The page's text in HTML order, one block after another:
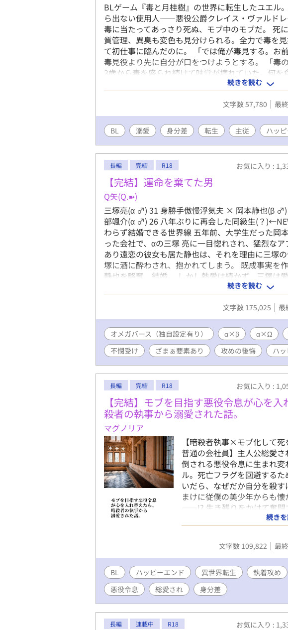
BLゲーム『毒と月桂樹』の世界に転生したユエル
ら出ない使用人——悪役公爵クレイス・ヴァルド
毒に当たってあっさり死ぬ、モブ中のモブだ。 死
質管理、異臭も変色も見分けられる。全力で毒
て初仕事に臨んだのに。 「では俺が毒見する。お
毒見役より先に自分が口をつけようとする。 「毒
3歳から毒を盛られ続けて味覚が壊れていた。何を
興味がない——はずなのに、俺が「美味しいですか
言葉に詰まった。 泥の味しか分からないはずの人
延びるための毒見が、いつのまにかこの人に味を
役と、死にたがりの公爵。ふたりの食卓のラブコ
作は『小説家になろう』『カクヨム』にも掲載し
続きを読む
文字数 57,780 最
BL 溺愛 身分差 転生 主従 ハッ
長編 完結 R18 お気に入り :
【完結】運命を棄てた男
Q矢(Q.➽)
三塚亮(α ♂) 31 身勝手傲慢浮気夫 × 岡本静也(β
部颯介(α ♂) 26 八年ぶりに再会した同級生(？
わらず結婚できる世界線 五年前、大学生だった岡
った会社で、αの三塚 亮に一目惚れされ、猛烈な
あり遠恋の彼女も居た静也は、それを理由に三塚
塚に酒に酔わされ、抱かれてしまう。 既成事実を
静也を略奪、結婚。 しかし熱愛は続かず、三塚は
Ωで、三塚と番になって子どもを産む事を望んでい
番契約は禁止されている。可愛い愛人の願いを叶
くてはならない。 そうして結婚生活が五年目に
切り出す。 愛人に目が眩む三塚は、この先で自分
らできずにいたが……。 手段を選ばず生きてきた傲
そして捨てられた静也の、意外な未来とは。 ※お
く五年の間違いです！明らかなうっかりミスです
_)m
続きを読む
文字数 175,025 最
オメガバース（独自設定有り） α×β α×Ω
不憫受け
ざまぁ要素あり 攻めの後悔 ハ
長編 完結 R18 お気に入り :
【完結】モブを目指す悪役令息が心を
殺者の執事から溺愛された話。
マグノリア
【暗殺者執事×モブ化して
普通の会社員】主人公総愛
倒される悪役令息に生まれ
ル。死亡フラグを回避する
いだら、なぜだか自分を殺
まけに従僕の美少年からも
――!? 生き残りをかけて奮
ら真実の愛を手にしていて
見える展開が含まれますが
執事ひとりだけです。 性描
付けております。 アルファ
ろしくお願いいたします！ ※
談・番外編を不定期に投稿し
して、完結記念SS『プレゼ
た。
続き
文字数 109,822 最
BL ハッピーエンド 異世界転生 執着攻め
悪役令息
総愛され 身分差
長編 連載中 R18 お気に入り :